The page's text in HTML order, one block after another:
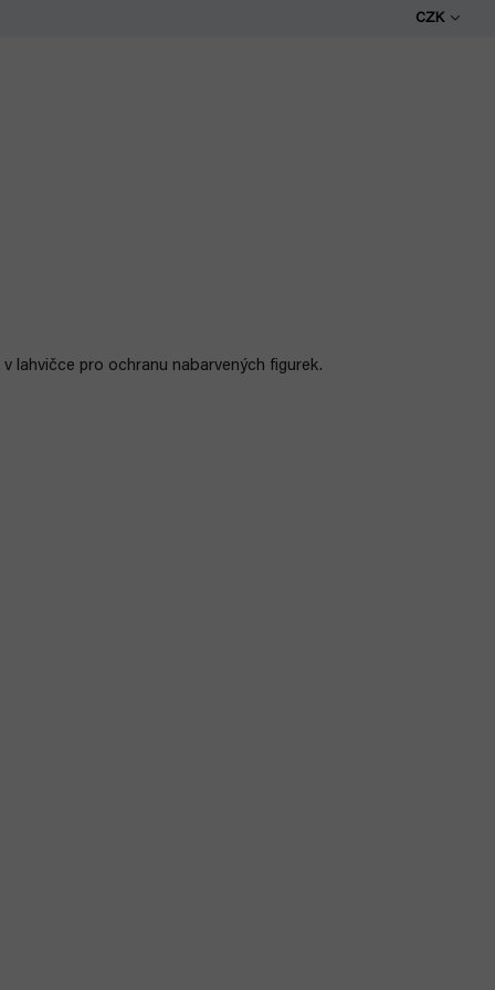
CZK
lahvičce pro ochranu nabarvených figurek.